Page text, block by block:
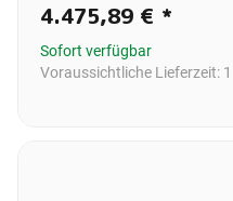
4.475,89 € *
Sofort verfügbar
Voraussichtliche Lieferzeit: